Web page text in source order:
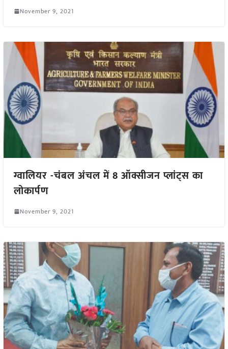
November 9, 2021
ग्वालियर -चंबल अंचल में 8 ऑक्सीजन प्लांट्स का
लोकार्पण
November 9, 2021